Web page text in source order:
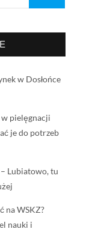
w Dosłońce
w pielęgnacji
je do potrzeb
Lubiatowo, tu
na WSKZ?
nauki i